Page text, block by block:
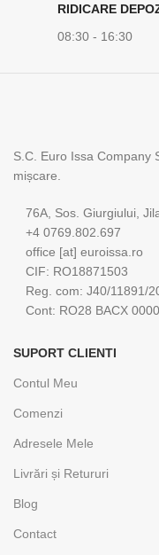
RIDICARE
08:30 - 16:30
S.C. Euro Issa Company
mișcare.
76A, Sos. Giurgiului,
+4 0769.802.697
office [at] euroissa.ro
CIF: RO18871503
Reg. com: J40/11891/
Cont: RO28 BACX
SUPORT CLIENTI
Contul Meu
Comenzi
Adresele Mele
Livrări și Retururi
Blog
Contact